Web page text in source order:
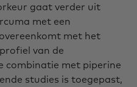
gaat verder uit
met een
met het
van de
combinatie met piperine
studies is toegepast,